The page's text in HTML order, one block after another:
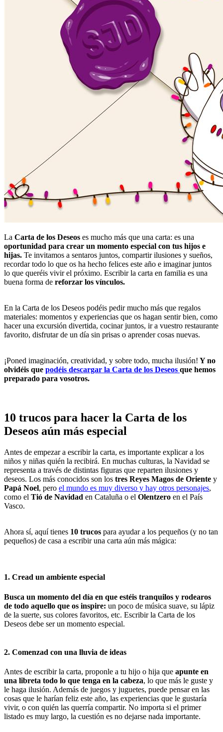
La Carta de los Deseos es mucho más que una carta: es una
oportunidad para crear un momento especial con tus hijos e
hijas. Te invitamos a sentaros juntos, compartir ilusiones y sueños,
recordar todo lo que os ha hecho felices este año e imaginar juntos
lo que queréis vivir el próximo. Escribir la carta en familia es una
buena forma de reforzar los vínculos.
En la Carta de los Deseos podéis pedir mucho más que regalos
materiales: momentos y experiencias que os hagan sentir bien, como
hacer una excursión divertida, cocinar juntos, ir a vuestro restaurante
favorito, disfrutar de un día sin prisas o aprender cosas nuevas.
¡Poned imaginación, creatividad, y sobre todo, mucha ilusión! Y no
olvidéis que podéis descargar la Carta de los Deseos que hemos
preparado para vosotros.
10 trucos para hacer la Carta de los
Deseos aún más especial
Antes de empezar a escribir la carta, es importante explicar a los
niños y niñas quién la recibirá. En muchas culturas, la Navidad se
representa a través de distintas figuras que reparten ilusiones y
deseos. Los más conocidos son los tres Reyes Magos de Oriente y
Papá Noel, pero el mundo es muy diverso y hay otros personajes,
como el Tió de Navidad en Cataluña o el Olentzero en el País
Vasco.
Ahora sí, aquí tienes 10 trucos para ayudar a los pequeños (y no tan
pequeños) de casa a escribir una carta aún más mágica:
1. Cread un ambiente especial
Busca un momento del día en que estéis tranquilos y rodearos
de todo aquello que os inspire: un poco de música suave, su lápiz
de la suerte, sus colores favoritos, etc. Escribir la Carta de los
Deseos debe ser un momento especial.
2. Comenzad con una lluvia de ideas
Antes de escribir la carta, proponle a tu hijo o hija que apunte en
una libreta todo lo que tenga en la cabeza, lo que más le guste y
le haga ilusión. Además de juegos y juguetes, puede pensar en las
cosas que le harían feliz este año, las experiencias que le gustaría
vivir, o con quién las querría compartir. No importa si el primer
listado es muy largo, la cuestión es no dejarse nada importante.